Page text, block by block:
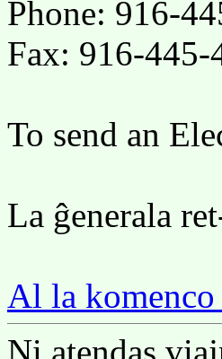
Phone: 916-
Fax: 916-445-
To send an
La ĝenerala
Al la komenco
Ni atendas